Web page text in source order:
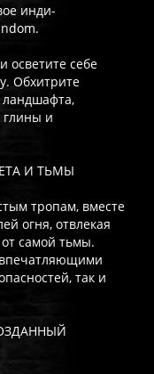
инди-
осветите себе
Обхитрите
ландшафта,
глины и
И ТЬМЫ
тропам, вместе
огня, отвлекая
самой тьмы.
так и